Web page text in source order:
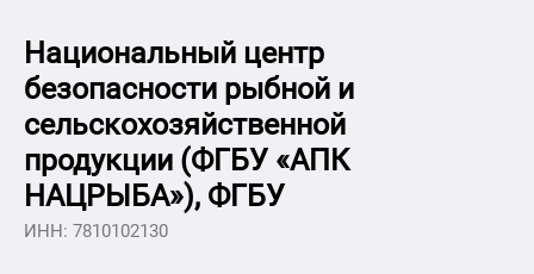
Национальный центр
безопасности рыбной и
сельскохозяйственной
продукции (ФГБУ «АПК
НАЦРЫБА»), ФГБУ
ИНН: 7810102130